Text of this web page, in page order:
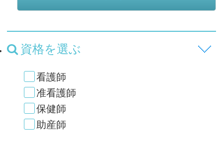
資格を選ぶ
看護師
准看護師
保健師
助産師